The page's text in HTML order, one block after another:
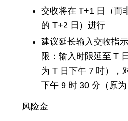
交收将在 T+1 日（而
的 T+2 日）进行
建议延长输入交收指
限：输入时限延至 T
为 T 日下午 7 时），
下午 9 时 30 分（原为
风险金